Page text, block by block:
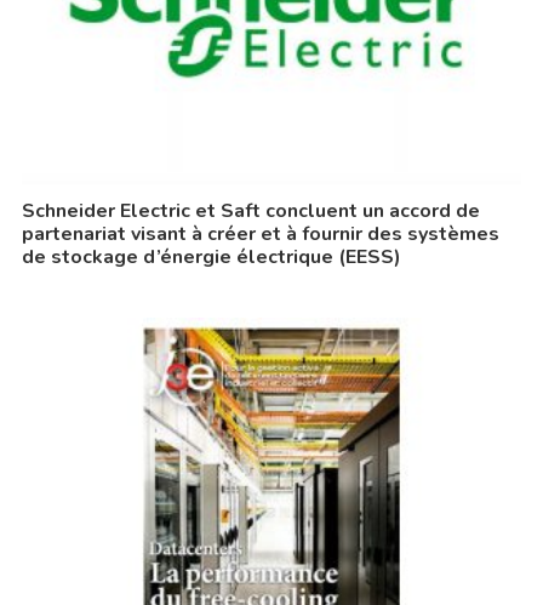
Schneider Electric et Saft concluent un accord de
partenariat visant à créer et à fournir des systèmes
de stockage d’énergie électrique (EESS)